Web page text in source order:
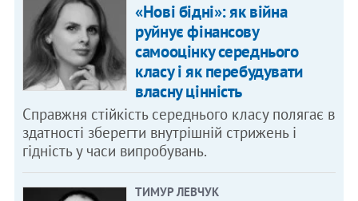
«Нові бідні»: як війна
руйнує фінансову
самооцінку середнього
класу і як перебудувати
власну цінність
Справжня стійкість середнього класу полягає в
здатності зберегти внутрішній стрижень і
гідність у часи випробувань.
ТИМУР ЛЕВЧУК